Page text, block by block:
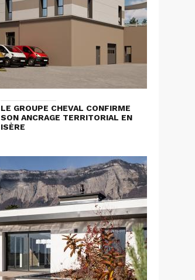
LE GROUPE CHEVAL CONFIRME
SON ANCRAGE TERRITORIAL EN
ISÈRE